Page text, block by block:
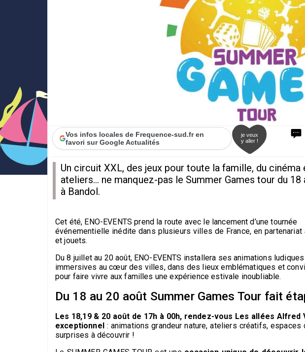
Vos infos locales de Frequence-sud.fr en
favori sur Google Actualités
je veux
y aller !
Un circuit XXL, des jeux pour toute la famille, du cinéma
ateliers... ne manquez-pas le Summer Games tour du
à Bandol.
Cet été, ENO-EVENTS prend la route avec le lancement d’une tournée
événementielle inédite dans plusieurs villes de France, en
et jouets.
Du 8 juillet au 20 août, ENO-EVENTS installera ses animations
immersives au cœur des villes, dans des lieux emblématiques et
pour faire vivre aux familles une expérience estivale inoubliable.
Du 18 au 20 août Summer Games Tour fait
Les 18,19 & 20 août de 17h à 00h, rendez-vous Les allées
exceptionnel : animations grandeur nature, ateliers créatifs,
surprises à découvrir !